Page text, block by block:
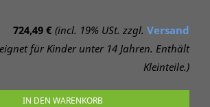
724,49 € (incl. 19% USt. zzgl. Versand
für Kinder unter 14 Jahren. Enthält
Kleinteile.)
IN DEN WARENKORB